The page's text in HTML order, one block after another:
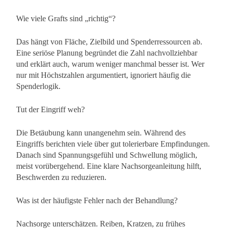
Wie viele Grafts sind „richtig“?
Das hängt von Fläche, Zielbild und Spenderressourcen ab.
Eine seriöse Planung begründet die Zahl nachvollziehbar
und erklärt auch, warum weniger manchmal besser ist. Wer
nur mit Höchstzahlen argumentiert, ignoriert häufig die
Spenderlogik.
Tut der Eingriff weh?
Die Betäubung kann unangenehm sein. Während des
Eingriffs berichten viele über gut tolerierbare Empfindungen.
Danach sind Spannungsgefühl und Schwellung möglich,
meist vorübergehend. Eine klare Nachsorgeanleitung hilft,
Beschwerden zu reduzieren.
Was ist der häufigste Fehler nach der Behandlung?
Nachsorge unterschätzen. Reiben, Kratzen, zu frühes